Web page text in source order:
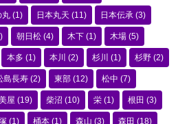
丸 (1) 日本丸天 (11) 日本伝承 (3)
朝日松 (4) 木下 (1) 木場 (5)
本多 (1) 本川 (2) 杉川 (1) 杉野 (2)
島長寿 (2) 東部 (12) 松中 (7)
屋 (19) 柴沼 (10) 栄 (1) 根田 (3)
(1) 桶本 (1) 森山 (3) 森田 (18)